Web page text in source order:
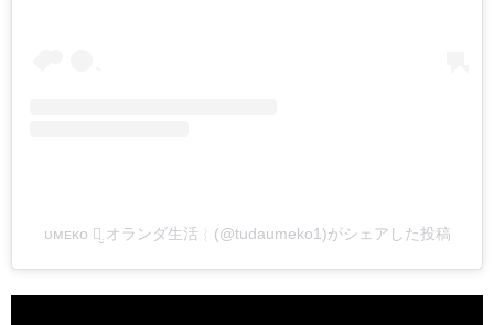
ᴜᴍᴇᴋᴏ ꪔ̤̮ オランダ生活︴(@tudaumeko1)がシェアした投稿